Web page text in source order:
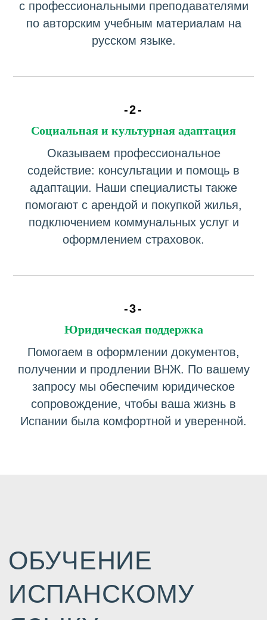
с профессиональными преподавателями
по авторским учебным материалам на
русском языке.
-2-
Социальная и культурная адаптация
Оказываем профессиональное
содействие: консультации и помощь в
адаптации. Наши специалисты также
помогают с арендой и покупкой жилья,
подключением коммунальных услуг и
оформлением страховок.
-3-
Юридическая поддержка
Помогаем в оформлении документов,
получении и продлении ВНЖ. По вашему
запросу мы обеспечим юридическое
сопровождение, чтобы ваша жизнь в
Испании была комфортной и уверенной.
ИСПАНСКОМУ
ЯЗЫКУ